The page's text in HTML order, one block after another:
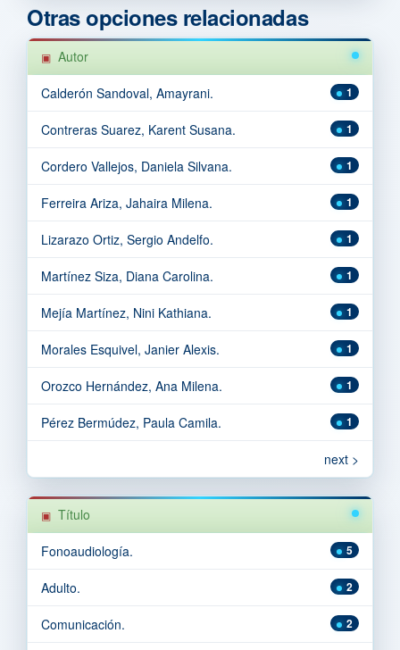
Otras opciones relacionadas
Autor
1
Calderón Sandoval, Amayrani.
1
Contreras Suarez, Karent Susana.
1
Cordero Vallejos, Daniela Silvana.
1
Ferreira Ariza, Jahaira Milena.
1
Lizarazo Ortiz, Sergio Andelfo.
1
Martínez Siza, Diana Carolina.
1
Mejía Martínez, Nini Kathiana.
1
Morales Esquivel, Janier Alexis.
1
Orozco Hernández, Ana Milena.
1
Pérez Bermúdez, Paula Camila.
next >
Título
5
Fonoaudiología.
2
Adulto.
2
Comunicación.